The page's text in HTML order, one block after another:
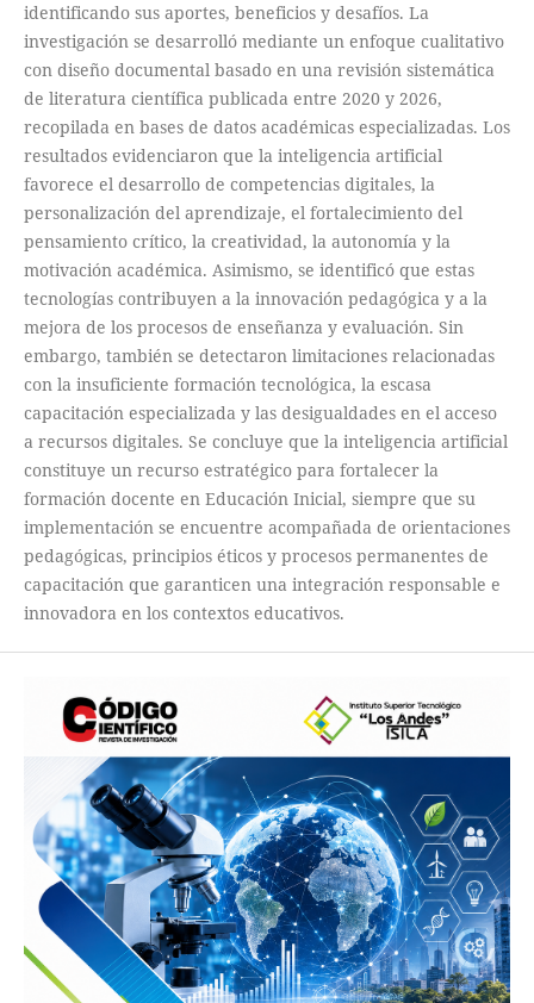
identificando sus aportes, beneficios y desafíos. La
investigación se desarrolló mediante un enfoque cualitativo
con diseño documental basado en una revisión sistemática
de literatura científica publicada entre 2020 y 2026,
recopilada en bases de datos académicas especializadas. Los
resultados evidenciaron que la inteligencia artificial
favorece el desarrollo de competencias digitales, la
personalización del aprendizaje, el fortalecimiento del
pensamiento crítico, la creatividad, la autonomía y la
motivación académica. Asimismo, se identificó que estas
tecnologías contribuyen a la innovación pedagógica y a la
mejora de los procesos de enseñanza y evaluación. Sin
embargo, también se detectaron limitaciones relacionadas
con la insuficiente formación tecnológica, la escasa
capacitación especializada y las desigualdades en el acceso
a recursos digitales. Se concluye que la inteligencia artificial
constituye un recurso estratégico para fortalecer la
formación docente en Educación Inicial, siempre que su
implementación se encuentre acompañada de orientaciones
pedagógicas, principios éticos y procesos permanentes de
capacitación que garanticen una integración responsable e
innovadora en los contextos educativos.